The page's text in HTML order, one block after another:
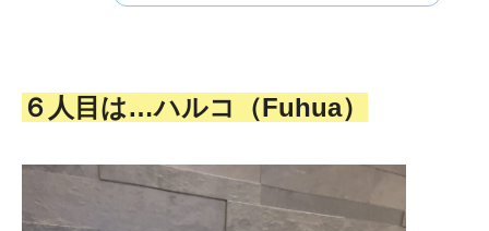
６人目は…ハルコ（Fuhua）